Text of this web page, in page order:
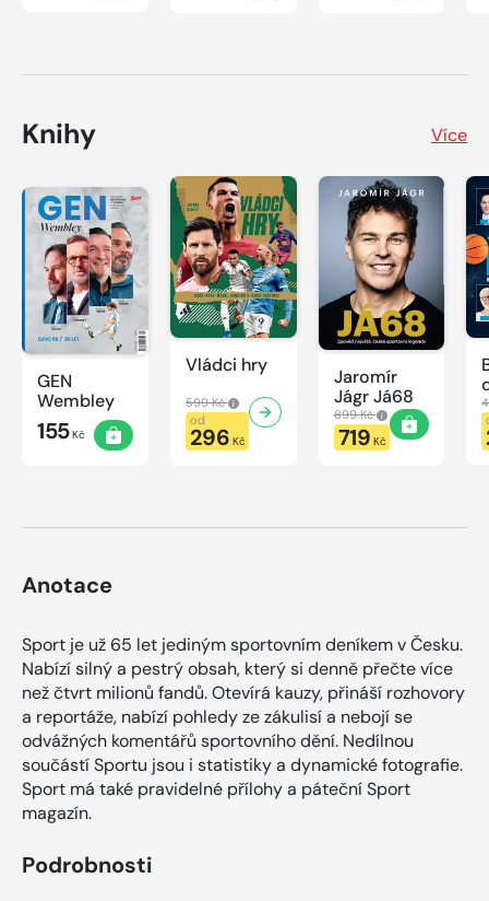
Knihy Více
GEN
Wembley
155Kč
Vládci hry
599 Kč
od
296 Kč
Jaromír
Jágr Já68
899 Kč
719 Kč
Anotace
Sport je už 65 let jediným sportovním deníkem v Česku.
Nabízí silný a pestrý obsah, který si denně přečte více
než čtvrt milionů fandů. Otevírá kauzy, přináší rozhovory
a reportáže, nabízí pohledy ze zákulisí a nebojí se
odvážných komentářů sportovního dění. Nedílnou
součástí Sportu jsou i statistiky a dynamické fotografie.
Sport má také pravidelné přílohy a páteční Sport
magazín.
Podrobnosti